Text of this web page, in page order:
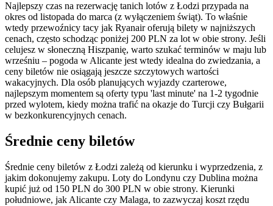
Najlepszy czas na rezerwację tanich lotów z Łodzi przypada na
okres od listopada do marca (z wyłączeniem świąt). To właśnie
wtedy przewoźnicy tacy jak Ryanair oferują bilety w najniższych
cenach, często schodząc poniżej 200 PLN za lot w obie strony. Jeśli
celujesz w słoneczną Hiszpanię, warto szukać terminów w maju lub
wrześniu – pogoda w Alicante jest wtedy idealna do zwiedzania, a
ceny biletów nie osiągają jeszcze szczytowych wartości
wakacyjnych. Dla osób planujących wyjazdy czarterowe,
najlepszym momentem są oferty typu 'last minute' na 1-2 tygodnie
przed wylotem, kiedy można trafić na okazje do Turcji czy Bułgarii
w bezkonkurencyjnych cenach.
Średnie ceny biletów
Średnie ceny biletów z Łodzi zależą od kierunku i wyprzedzenia, z
jakim dokonujemy zakupu. Loty do Londynu czy Dublina można
kupić już od 150 PLN do 300 PLN w obie strony. Kierunki
południowe, jak Alicante czy Malaga, to zazwyczaj koszt rzędu